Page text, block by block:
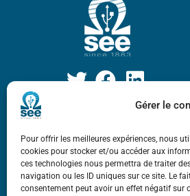
Gérer le
Pour offrir les meilleures expériences, nous
cookies pour stocker et/ou accéder aux
ces technologies nous permettra de traiter
navigation ou les ID uniques sur ce site. Le
consentement peut avoir un effet négatif sur